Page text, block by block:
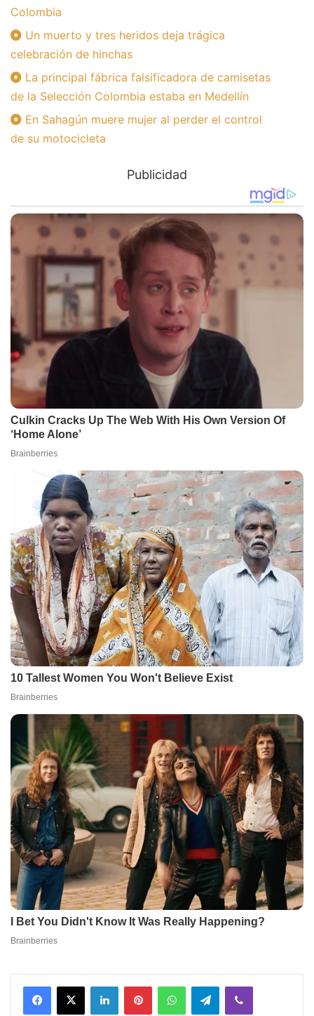
Colombia
Un muerto y tres heridos deja trágica
celebración de hinchas
La principal fábrica falsificadora de camisetas
de la Selección Colombia estaba en Medellín
En Sahagún muere mujer al perder el control
de su motocicleta
Publicidad
Facebook
X LinkedInPinterestWhatsAppTelegramViber